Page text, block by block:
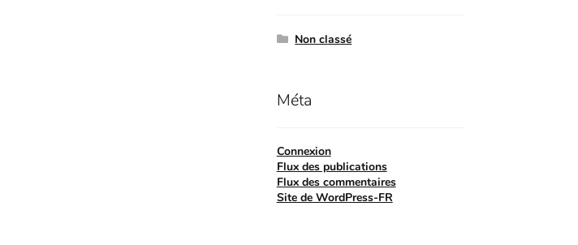
Non classé
Méta
Connexion
Flux des publications
Flux des commentaires
Site de WordPress-FR